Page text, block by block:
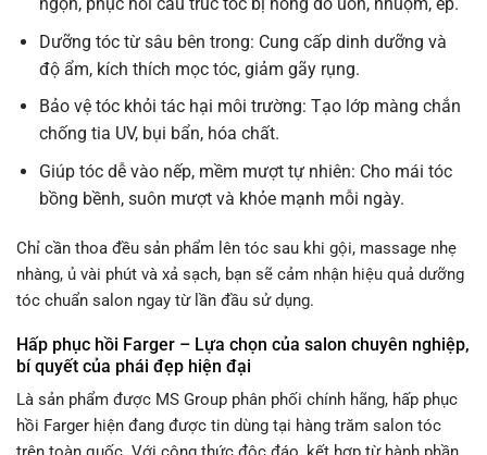
Dưỡng tóc từ sâu bên trong: Cung cấp dinh dưỡng và
độ ẩm, kích thích mọc tóc, giảm gãy rụng.
Bảo vệ tóc khỏi tác hại môi trường: Tạo lớp màng chắn
chống tia UV, bụi bẩn, hóa chất.
Giúp tóc dễ vào nếp, mềm mượt tự nhiên: Cho mái tóc
bồng bềnh, suôn mượt và khỏe mạnh mỗi ngày.
Chỉ cần thoa đều sản phẩm lên tóc sau khi gội, massage nhẹ
nhàng, ủ vài phút và xả sạch, bạn sẽ cảm nhận hiệu quả dưỡng
tóc chuẩn salon ngay từ lần đầu sử dụng.
Hấp phục hồi Farger – Lựa chọn của salon chuyên nghiệp,
bí quyết của phái đẹp hiện đại
Là sản phẩm được MS Group phân phối chính hãng, hấp phục
hồi Farger hiện đang được tin dùng tại hàng trăm salon tóc